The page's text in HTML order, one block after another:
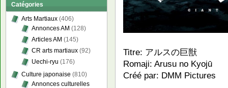
Titre: アルスの巨獣
Romaji: Arusu no Kyojū
Créé par: DMM Pictures
Catégories
Arts Martiaux (406)
Annonces AM (128)
Articles AM (145)
CR arts martiaux (92)
Uechi-ryu (176)
Culture japonaise (810)
Annonces culturelles